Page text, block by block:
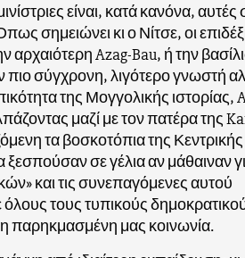
είναι, κατά κανόνα, αυτές
σημειώνει κι ο Νίτσε, οι
αρχαιότερη Azag-Bau, ή την
πιο σύγχρονη, λιγότερο γνωστή
της Μογγολικής ιστορίας,
μαζί με τον πατέρα της
τα βοσκοτόπια της Κεντρικής
σε γέλια αν μάθαιναν
και τις συνεπαγόμενες αυτού
τους τυπικούς
παρηκμασμένη μας κοινωνία.